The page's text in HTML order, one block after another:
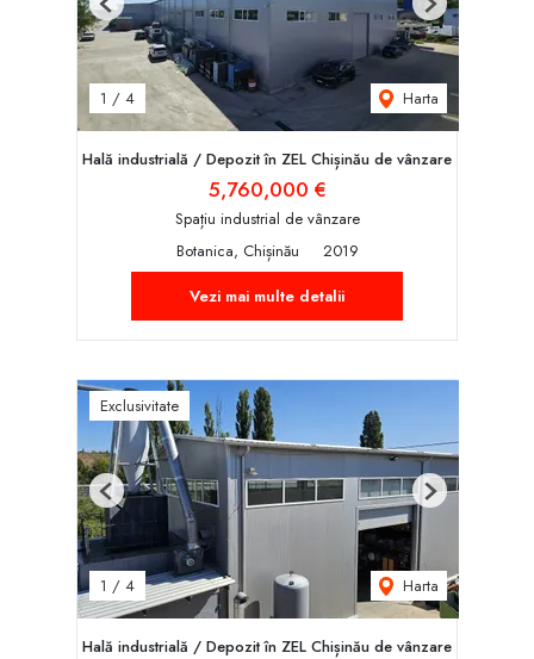
1 / 4 Harta
Previous Next
Hală industrială / Depozit în ZEL Chișinău de vânzare
5,760,000 €
Spațiu industrial de vânzare
Botanica, Chișinău
2019
Vezi mai multe detalii
Exclusivitate
1 / 4 Harta
Previous Next
Hală industrială / Depozit în ZEL Chișinău de vânzare